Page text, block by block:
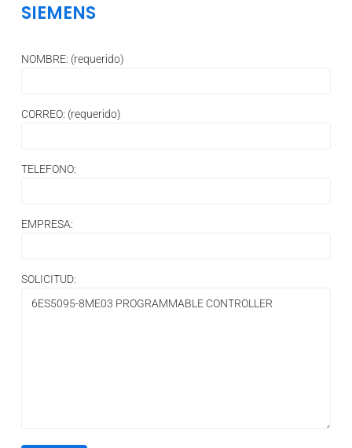
SIEMENS
NOMBRE: (requerido)
CORREO: (requerido)
TELEFONO:
EMPRESA:
SOLICITUD: